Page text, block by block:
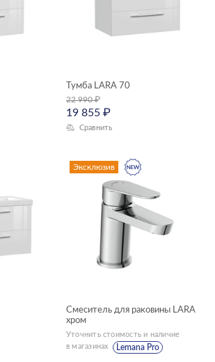
Тумба LARA 70
22 990₽
19 855 ₽
Сравнить
Эксклюзив
Смеситель для раковины LARA
хром
Уточнить стоимость и наличие
в магазинах
Lemana Pro